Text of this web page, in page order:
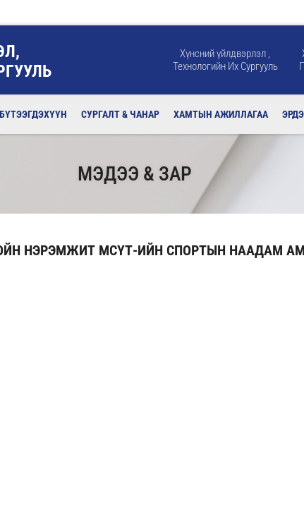
Хүнсний үйлдвэрлэл ,
Технологийн Их Сургууль
СУРГАЛТ & ЧАНАР ХАМТЫН АЖИЛЛАГАА
МЭДЭЭ & ЗАР
НЭРЭМЖИТ МСҮТ-ИЙН СПОРТЫН НААДАМ